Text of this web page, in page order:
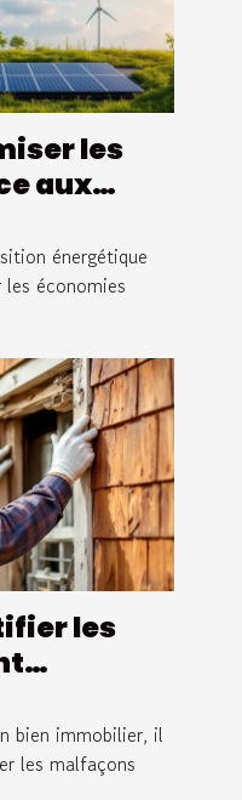
les
aux
énergétique
économies
les
bien immobilier, il
les malfaçons